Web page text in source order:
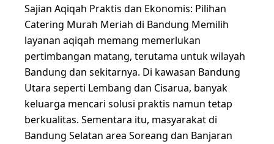
Sajian Aqiqah Praktis dan Ekonomis: Pilihan
Catering Murah Meriah di Bandung Memilih
layanan aqiqah memang memerlukan
pertimbangan matang, terutama untuk wilayah
Bandung dan sekitarnya. Di kawasan Bandung
Utara seperti Lembang dan Cisarua, banyak
keluarga mencari solusi praktis namun tetap
berkualitas. Sementara itu, masyarakat di
Bandung Selatan area Soreang dan Banjaran